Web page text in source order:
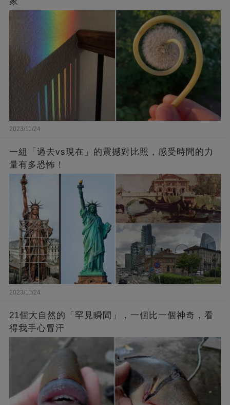
2023/11/24
一組「過去vs現在」的震撼對比照，感受時間的力
量有多恐怖！
2023/11/24
21個大自然的「罕見瞬間」，一個比一個神奇，看
得我手心冒汗